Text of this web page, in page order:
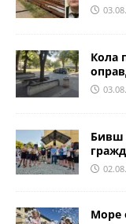
Кола
Бивш
Море